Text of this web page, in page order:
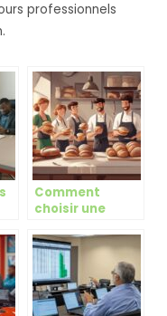
professionnels
Comment
choisir une
boulanger
adaptee a vos
besoins
professionnels